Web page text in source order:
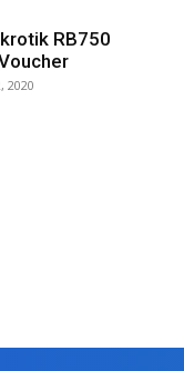
RB750
2020